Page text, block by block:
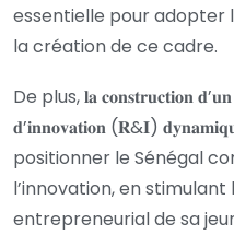
essentielle pour adopter
la création de ce cadre.
De plus, 𝐥𝐚 𝐜𝐨𝐧𝐬𝐭𝐫𝐮𝐜𝐭𝐢𝐨𝐧
𝐝’𝐢𝐧𝐧𝐨𝐯𝐚𝐭𝐢𝐨𝐧 (𝐑&𝐈)
positionner le Sénégal
l’innovation, en
entrepreneurial de sa